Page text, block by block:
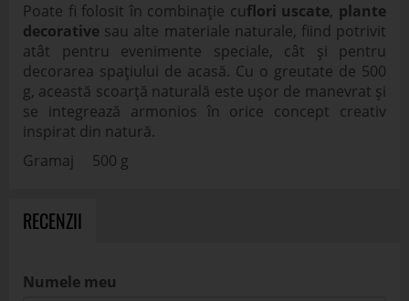
Poate fi folosit în combinație cuflori uscate, plante
decorative sau alte materiale naturale, fiind potrivit
atât pentru evenimente speciale, cât și pentru
decorarea spațiului de acasă. Cu o greutate de 500
g, această scoarță naturală este ușor de manevrat și
se integrează armonios în orice concept creativ
inspirat din natură.
Gramaj 500 g
RECENZII
Numele meu